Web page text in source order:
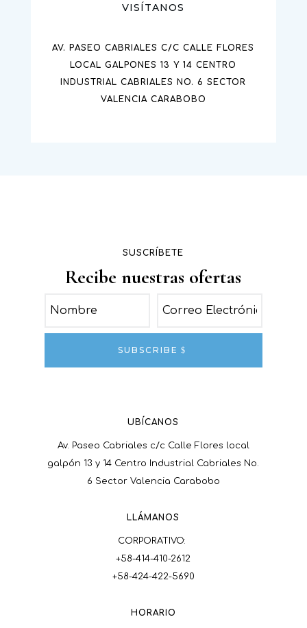
VISÍTANOS
AV. PASEO CABRIALES C/C CALLE FLORES
LOCAL GALPONES 13 Y 14 CENTRO
INDUSTRIAL CABRIALES NO. 6 SECTOR
VALENCIA CARABOBO
SUSCRÍBETE
Recibe nuestras ofertas
SUBSCRIBE
UBÍCANOS
Av. Paseo Cabriales c/c Calle Flores local
galpón 13 y 14 Centro Industrial Cabriales No.
6 Sector Valencia Carabobo
LLÁMANOS
CORPORATIVO:
+58-414-410-2612
+58-424-422-5690
HORARIO